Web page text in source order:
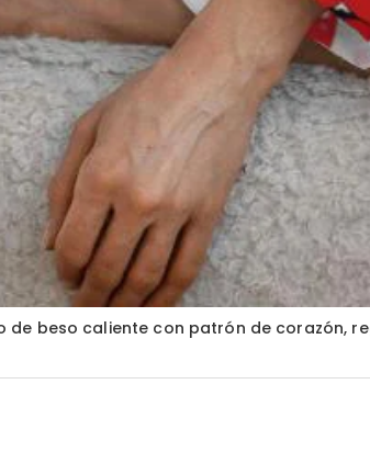
de beso caliente con patrón de corazón,